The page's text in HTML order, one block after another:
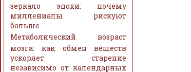
зеркало эпохи: почему
миллениалы рискуют
больше
Метаболический возраст
мозга: как обмен веществ
ускоряет старение
независимо от календарных